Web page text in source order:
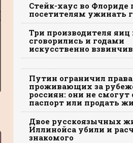
Стейк-хаус во Флориде
посетителям ужинать
Три производителя
сговорились и годами
искусственно
Путин ограничил права
проживающих за
россиян: они не
паспорт или продать
Двое русскоязычных
Иллинойса убили и
знакомого